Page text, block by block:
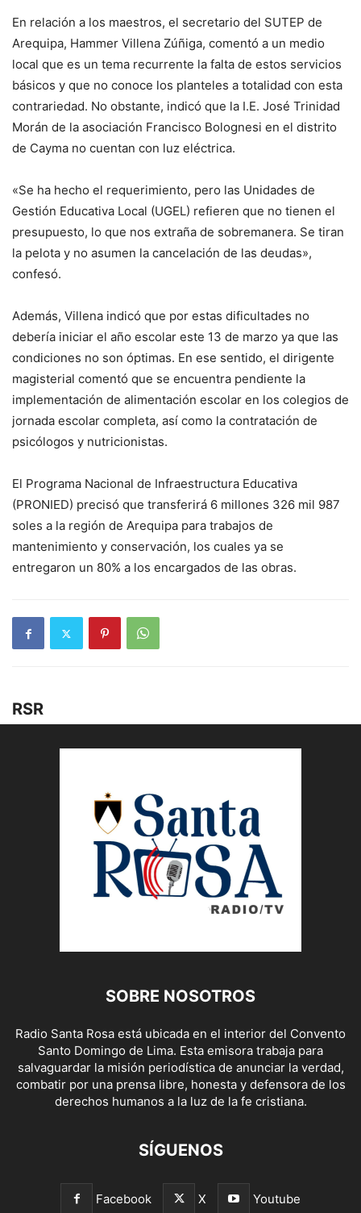
En relación a los maestros, el secretario del SUTEP de
Arequipa, Hammer Villena Zúñiga, comentó a un medio
local que es un tema recurrente la falta de estos servicios
básicos y que no conoce los planteles a totalidad con esta
contrariedad. No obstante, indicó que la I.E. José Trinidad
Morán de la asociación Francisco Bolognesi en el distrito
de Cayma no cuentan con luz eléctrica.
«Se ha hecho el requerimiento, pero las Unidades de
Gestión Educativa Local (UGEL) refieren que no tienen el
presupuesto, lo que nos extraña de sobremanera. Se tiran
la pelota y no asumen la cancelación de las deudas»,
confesó.
Además, Villena indicó que por estas dificultades no
debería iniciar el año escolar este 13 de marzo ya que las
condiciones no son óptimas. En ese sentido, el dirigente
magisterial comentó que se encuentra pendiente la
implementación de alimentación escolar en los colegios de
jornada escolar completa, así como la contratación de
psicólogos y nutricionistas.
El Programa Nacional de Infraestructura Educativa
(PRONIED) precisó que transferirá 6 millones 326 mil 987
soles a la región de Arequipa para trabajos de
mantenimiento y conservación, los cuales ya se
entregaron un 80% a los encargados de las obras.
RSR
SOBRE NOSOTROS
Radio Santa Rosa está ubicada en el interior del Convento
Santo Domingo de Lima. Esta emisora trabaja para
salvaguardar la misión periodística de anunciar la verdad,
combatir por una prensa libre, honesta y defensora de los
derechos humanos a la luz de la fe cristiana.
SÍGUENOS
Facebook X Youtube